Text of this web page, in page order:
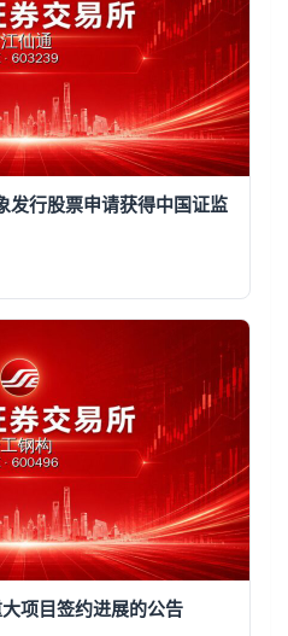
发行股票申请获得中国证监
项目签约进展的公告